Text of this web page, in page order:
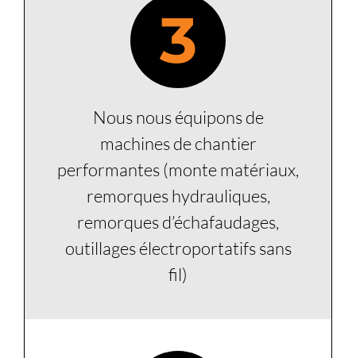
3
Nous nous équipons de
machines de chantier
performantes (monte matériaux,
remorques hydrauliques,
remorques d’échafaudages,
outillages électroportatifs sans
fil)